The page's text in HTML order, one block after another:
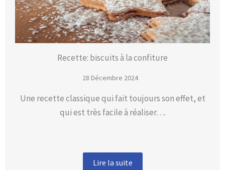
Recette: biscuits à la confiture
28 Décembre 2024
Une recette classique qui fait toujours son effet, et
qui est très facile à réaliser….
Lire la suite